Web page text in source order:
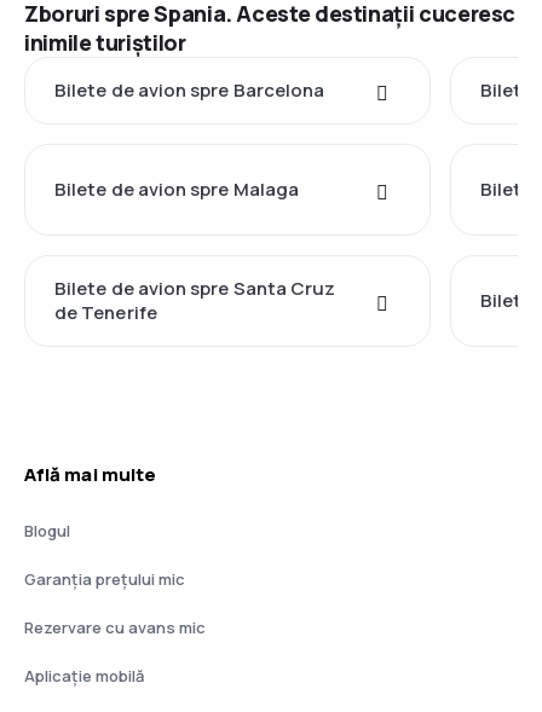
Zboruri spre Spania. Aceste destinații cuceresc
inimile turiștilor
Bilete de avion spre Barcelona Bilete
Bilete de avion spre Malaga Bilete
Bilete de avion spre Santa Cruz
de Tenerife
Bilete
Află mai multe
Blogul
Garanția prețului mic
Rezervare cu avans mic
Aplicație mobilă